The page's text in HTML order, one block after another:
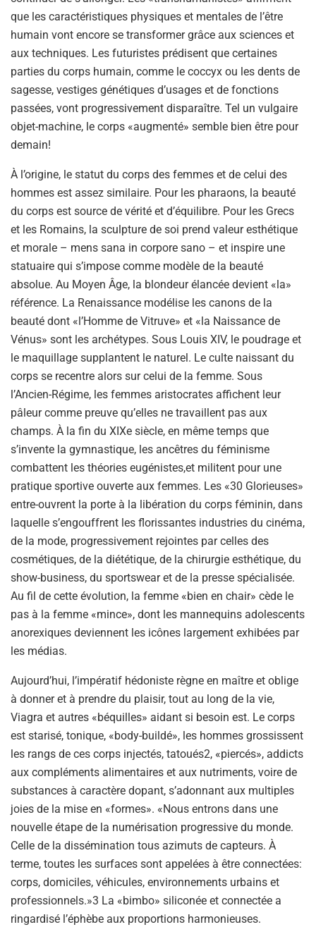
que les caractéristiques physiques et mentales de l’être
humain vont encore se transformer grâce aux sciences et
aux techniques. Les futuristes prédisent que certaines
parties du corps humain, comme le coccyx ou les dents de
sagesse, vestiges génétiques d’usages et de fonctions
passées, vont progressivement disparaître. Tel un vulgaire
objet-machine, le corps «augmenté» semble bien être pour
demain!
À l’origine, le statut du corps des femmes et de celui des
hommes est assez similaire. Pour les pharaons, la beauté
du corps est source de vérité et d’équilibre. Pour les Grecs
et les Romains, la sculpture de soi prend valeur esthétique
et morale – mens sana in corpore sano – et inspire une
statuaire qui s’impose comme modèle de la beauté
absolue. Au Moyen Âge, la blondeur élancée devient «la»
référence. La Renaissance modélise les canons de la
beauté dont «l’Homme de Vitruve» et «la Naissance de
Vénus» sont les archétypes. Sous Louis XIV, le poudrage et
le maquillage supplantent le naturel. Le culte naissant du
corps se recentre alors sur celui de la femme. Sous
l’Ancien-Régime, les femmes aristocrates affichent leur
pâleur comme preuve qu’elles ne travaillent pas aux
champs. À la fin du XIXe siècle, en même temps que
s’invente la gymnastique, les ancêtres du féminisme
combattent les théories eugénistes,et militent pour une
pratique sportive ouverte aux femmes. Les «30 Glorieuses»
entre-ouvrent la porte à la libération du corps féminin, dans
laquelle s’engouffrent les florissantes industries du cinéma,
de la mode, progressivement rejointes par celles des
cosmétiques, de la diététique, de la chirurgie esthétique, du
show-business, du sportswear et de la presse spécialisée.
Au fil de cette évolution, la femme «bien en chair» cède le
pas à la femme «mince», dont les mannequins adolescents
anorexiques deviennent les icônes largement exhibées par
les médias.
Aujourd’hui, l’impératif hédoniste règne en maître et oblige
à donner et à prendre du plaisir, tout au long de la vie,
Viagra et autres «béquilles» aidant si besoin est. Le corps
est starisé, tonique, «body-buildé», les hommes grossissent
les rangs de ces corps injectés, tatoués2, «piercés», addicts
aux compléments alimentaires et aux nutriments, voire de
substances à caractère dopant, s’adonnant aux multiples
joies de la mise en «formes». «Nous entrons dans une
nouvelle étape de la numérisation progressive du monde.
Celle de la dissémination tous azimuts de capteurs. À
terme, toutes les surfaces sont appelées à être connectées:
corps, domiciles, véhicules, environnements urbains et
professionnels.»3 La «bimbo» siliconée et connectée a
ringardisé l’éphèbe aux proportions harmonieuses.